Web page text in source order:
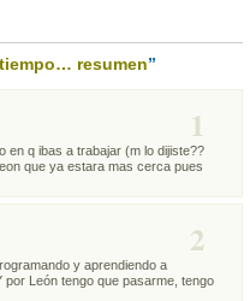
resumen”
1
en q ibas a trabajar (m lo dijiste??
que ya estara mas cerca pues
2
y aprendiendo a
León tengo que pasarme, tengo